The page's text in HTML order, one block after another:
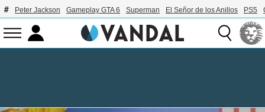
Peter Jackson Gameplay GTA 6 Superman El Señor de los Anillos PS5